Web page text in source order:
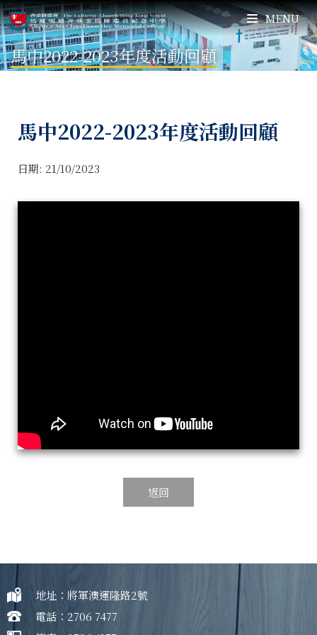
MENU
馬中2022-2023年度活動回顧
馬中2022-2023年度活動回顧
日期: 21/10/2023
返回
地址：將軍澳運隆路2號
電話：2706 7477